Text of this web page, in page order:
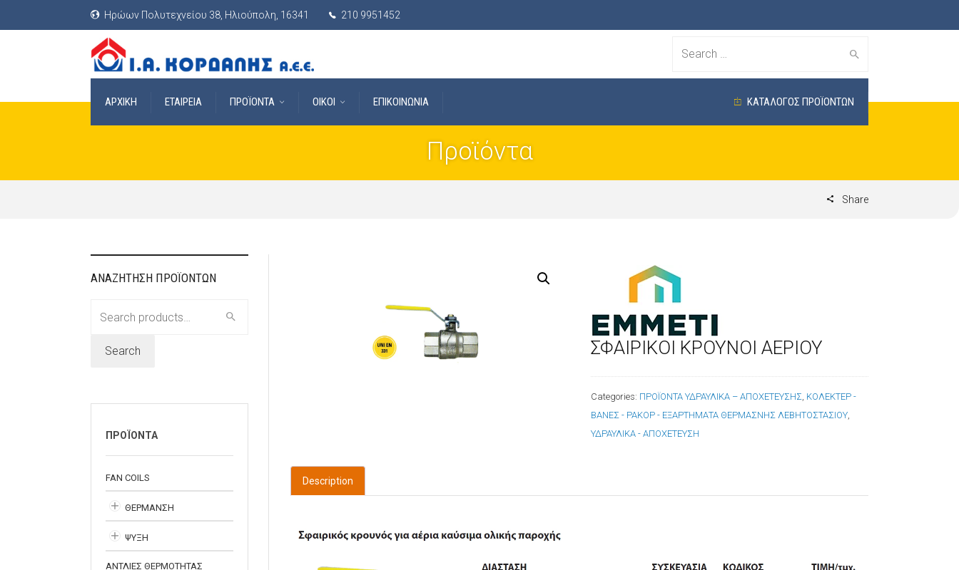
Ηρώων Πολυτεχνείου 38, Ηλιούπολη, 16341 210 9951452
Search
ΑΡΧΙΚΗ ΕΤΑΙΡΕΙΑ ΠΡΟΪΟΝΤΑ OIKOI ΕΠΙΚΟΙΝΩΝΙΑ ΚΑΤΑΛΟΓΟΣ ΠΡΟΪΟΝΤΩΝ
Προϊόντα
Share
ΣΦΑΙΡΙΚΟI ΚΡΟΥΝΟI AEΡΙΟΥ
Categories: ΠΡΟΪΟΝΤΑ ΥΔΡΑΥΛΙΚΑ – ΑΠΟΧΕΤΕΥΣΗΣ, ΚΟΛΕΚΤΕΡ -
ΒΑΝΕΣ - ΡΑΚΟΡ - ΕΞΑΡΤΗΜΑΤΑ ΘΕΡΜΑΣΝΗΣ ΛΕΒΗΤΟΣΤΑΣΙΟΥ,
ΥΔΡΑΥΛΙΚΑ - ΑΠΟΧΕΤΕΥΣΗ
Description
ΑΝΑΖΗΤΗΣΗ ΠΡΟΪΟΝΤΩΝ
Search
ΠΡΟΪΟΝΤΑ
FAN COILS
ΘΕΡΜΑΝΣΗ
ΨΥΞΗ
ΑΝΤΛΙΕΣ ΘΕΡΜΟΤΗΤΑΣ